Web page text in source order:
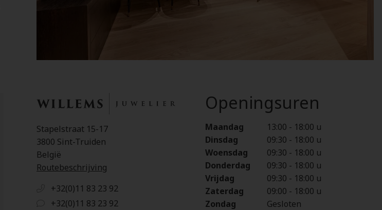
Stapelstraat 15-17
3800 Sint-Truiden
België
Routebeschrijving
+32(0)11 83 23 92
+32(0)11 83 23 92
Openingsuren
Maandag 13:00 - 18:00 u
Dinsdag
09:30 - 18:00 u
Woensdag
09:30 - 18:00 u
Donderdag
09:30 - 18:00 u
Vrijdag
09:30 - 18:00 u
Zaterdag
09:00 - 18:00 u
Zondag
Gesloten